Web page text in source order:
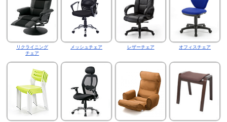
リクライニング
チェア
メッシュチェア レザーチェア オフィスチェア